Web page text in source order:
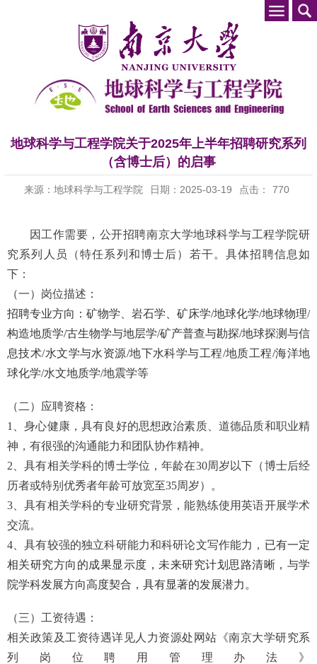
地球科学与工程学院关于2025年上半年招聘研究系列
（含博士后）的启事
来源：地球科学与工程学院 日期：2025-03-19 点击： 770
因工作需要，公开招聘南京大学地球科学与工程学院研
究系列人员（特任系列和博士后）若干。具体招聘信息如
下：
（一）岗位描述：
招聘专业方向：矿物学、岩石学、矿床学/地球化学/地球物理/
构造地质学/古生物学与地层学/矿产普查与勘探/地球探测与信
息技术/水文学与水资源/地下水科学与工程/地质工程/海洋地
球化学/水文地质学/地震学等
（二）应聘资格：
1
、身心健康，具有良好的思想政治素质、道德品质和职业精
神，有很强的沟通能力和团队协作精神。
2 、具有相关学科的博士学位，年龄在30周岁以下（博士后经
历者或特别优秀者年龄可放宽至35周岁）。
3 、具有相关学科的专业研究背景，能熟练使用英语开展学术
交流。
4 、具有较强的独立科研能力和科研论文写作能力， 已有一定
相关研究方向的成果显示度，未来研究计划思路清晰，与学
院学科发展方向高度契合，具有显著的发展潜力。
（三）工资待遇：
相关政策及工资待遇详见人力资源处网站《南京大学研究系
列岗位聘用管理办法》